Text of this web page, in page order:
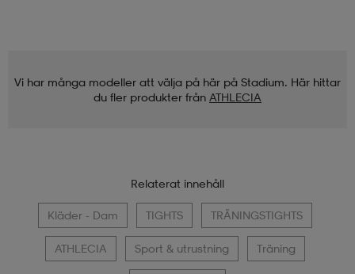
Vi har många modeller att välja på här på Stadium. Här hittar
du fler produkter från ATHLECIA
Relaterat innehåll
Kläder - Dam TIGHTS TRÄNINGSTIGHTS
ATHLECIA Sport & utrustning Träning